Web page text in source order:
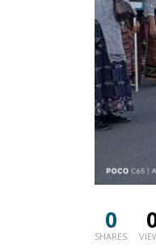
0
SHARES